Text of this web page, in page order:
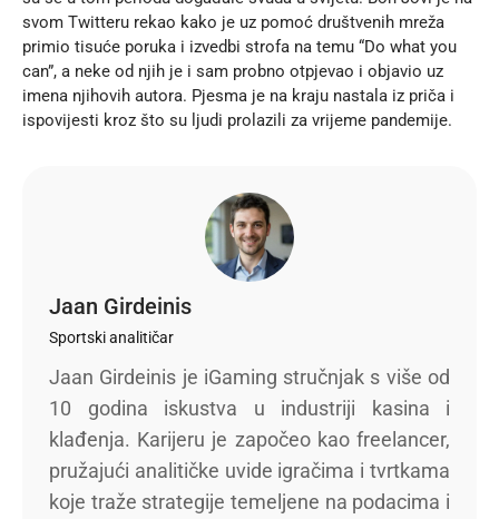
svom Twitteru rekao kako je uz pomoć društvenih mreža
primio tisuće poruka i izvedbi strofa na temu “Do what you
can”, a neke od njih je i sam probno otpjevao i objavio uz
imena njihovih autora. Pjesma je na kraju nastala iz priča i
ispovijesti kroz što su ljudi prolazili za vrijeme pandemije.
Jaan Girdeinis
Sportski analitičar
Jaan Girdeinis je iGaming stručnjak s više od
10 godina iskustva u industriji kasina i
klađenja. Karijeru je započeo kao freelancer,
pružajući analitičke uvide igračima i tvrtkama
koje traže strategije temeljene na podacima i